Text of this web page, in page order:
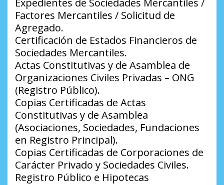
Expedientes de Sociedades Mercantiles /
Factores Mercantiles / Solicitud de
Agregado.
Certificación de Estados Financieros de
Sociedades Mercantiles.
Actas Constitutivas y de Asamblea de
Organizaciones Civiles Privadas – ONG
(Registro Público).
Copias Certificadas de Actas
Constitutivas y de Asamblea
(Asociaciones, Sociedades, Fundaciones
en Registro Principal).
Copias Certificadas de Corporaciones de
Carácter Privado y Sociedades Civiles.
Registro Público e Hipotecas